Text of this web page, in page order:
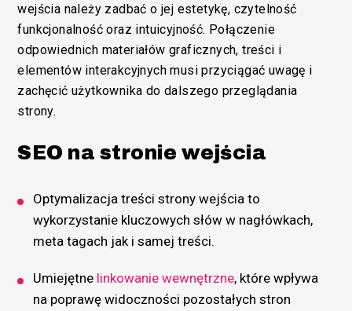
wejścia należy zadbać o jej estetykę, czytelność
funkcjonalność oraz intuicyjność. Połączenie
odpowiednich materiałów graficznych, treści i
elementów interakcyjnych musi przyciągać uwagę i
zachęcić użytkownika do dalszego przeglądania
strony.
SEO na stronie wejścia
Optymalizacja treści strony wejścia to
wykorzystanie kluczowych słów w nagłówkach,
meta tagach jak i samej treści.
Umiejętne linkowanie wewnętrzne, które wpływa
na poprawę widoczności pozostałych stron